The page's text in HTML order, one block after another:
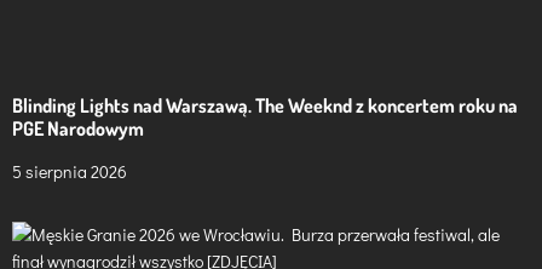
Blinding Lights nad Warszawą. The Weeknd z koncertem roku na
PGE Narodowym
5 sierpnia 2026